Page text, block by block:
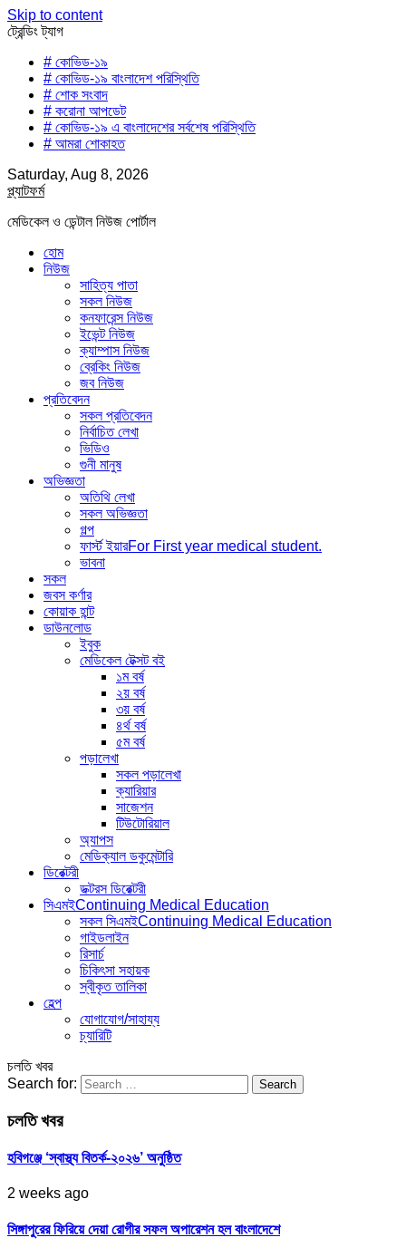
Skip to content
ট্রেন্ডিং ট্যাগ
# কোভিড-১৯
# কোভিড-১৯ বাংলাদেশ পরিস্থিতি
# শোক সংবাদ
# করোনা আপডেট
# কোভিড-১৯ এ বাংলাদেশের সর্বশেষ পরিস্থিতি
# আমরা শোকাহত
Saturday, Aug 8, 2026
প্ল্যাটফর্ম
মেডিকেল ও ডেন্টাল নিউজ পোর্টাল
হোম
নিউজ
সাহিত্য পাতা
সকল নিউজ
কনফারেন্স নিউজ
ইভেন্ট নিউজ
ক্যাম্পাস নিউজ
ব্রেকিং নিউজ
জব নিউজ
প্রতিবেদন
সকল প্রতিবেদন
নির্বাচিত লেখা
ভিডিও
গুনী মানুষ
অভিজ্ঞতা
অতিথি লেখা
সকল অভিজ্ঞতা
গল্প
ফার্স্ট ইয়ারFor First year medical student.
ভাবনা
সকল
জবস কর্ণার
কোয়াক হান্ট
ডাউনলোড
ইবুক
মেডিকেল টেক্সট বই
১ম বর্ষ
২য় বর্ষ
৩য় বর্ষ
৪র্থ বর্ষ
৫ম বর্ষ
পড়ালেখা
সকল পড়ালেখা
ক্যারিয়ার
সাজেশন
টিউটোরিয়াল
অ্যাপস
মেডিক্যাল ডকুমেন্টারি
ডিরেক্টরী
ডক্টরস ডিরেক্টরী
সিএমইContinuing Medical Education
সকল সিএমইContinuing Medical Education
গাইডলাইন
রিসার্চ
চিকিৎসা সহায়ক
স্বীকৃত তালিকা
হেল্প
যোগাযোগ/সাহায্য
চ্যারিটি
চলতি খবর
Search for:
চলতি খবর
হবিগঞ্জে ‘স্বাস্থ্য বিতর্ক-২০২৬’ অনুষ্ঠিত
2 weeks ago
সিঙ্গাপুরের ফিরিয়ে দেয়া রোগীর সফল অপারেশন হল বাংলাদেশে